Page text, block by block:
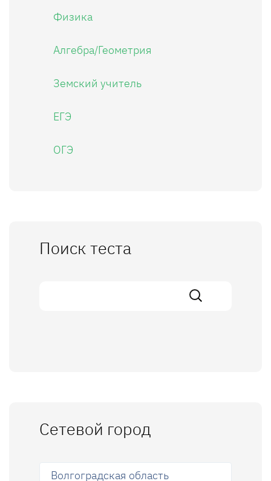
Физика
Алгебра/Геометрия
Земский учитель
ЕГЭ
ОГЭ
Поиск теста
Сетевой город
Волгоградская область